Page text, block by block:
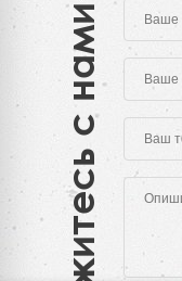
Свяжитесь с нами